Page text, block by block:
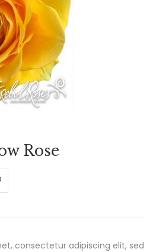
Rose
consectetur adipiscing elit, sed